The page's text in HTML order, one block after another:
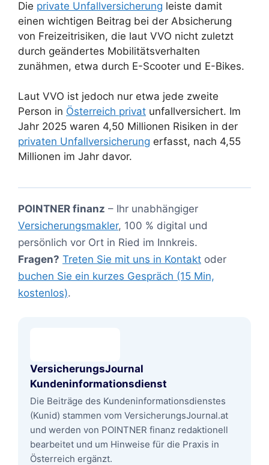
Die private Unfallversicherung leiste damit
einen wichtigen Beitrag bei der Absicherung
von Freizeitrisiken, die laut VVO nicht zuletzt
durch geändertes Mobilitätsverhalten
zunähmen, etwa durch E-Scooter und E-Bikes.
Laut VVO ist jedoch nur etwa jede zweite
Person in Österreich privat unfallversichert. Im
Jahr 2025 waren 4,50 Millionen Risiken in der
privaten Unfallversicherung erfasst, nach 4,55
Millionen im Jahr davor.
POINTNER finanz – Ihr unabhängiger
Versicherungsmakler, 100 % digital und
persönlich vor Ort in Ried im Innkreis.
Fragen? Treten Sie mit uns in Kontakt oder
buchen Sie ein kurzes Gespräch (15 Min,
kostenlos).
VersicherungsJournal
Kundeninformationsdienst
Die Beiträge des Kundeninformationsdienstes
(Kunid) stammen vom VersicherungsJournal.at
und werden von POINTNER finanz redaktionell
bearbeitet und um Hinweise für die Praxis in
Österreich ergänzt.